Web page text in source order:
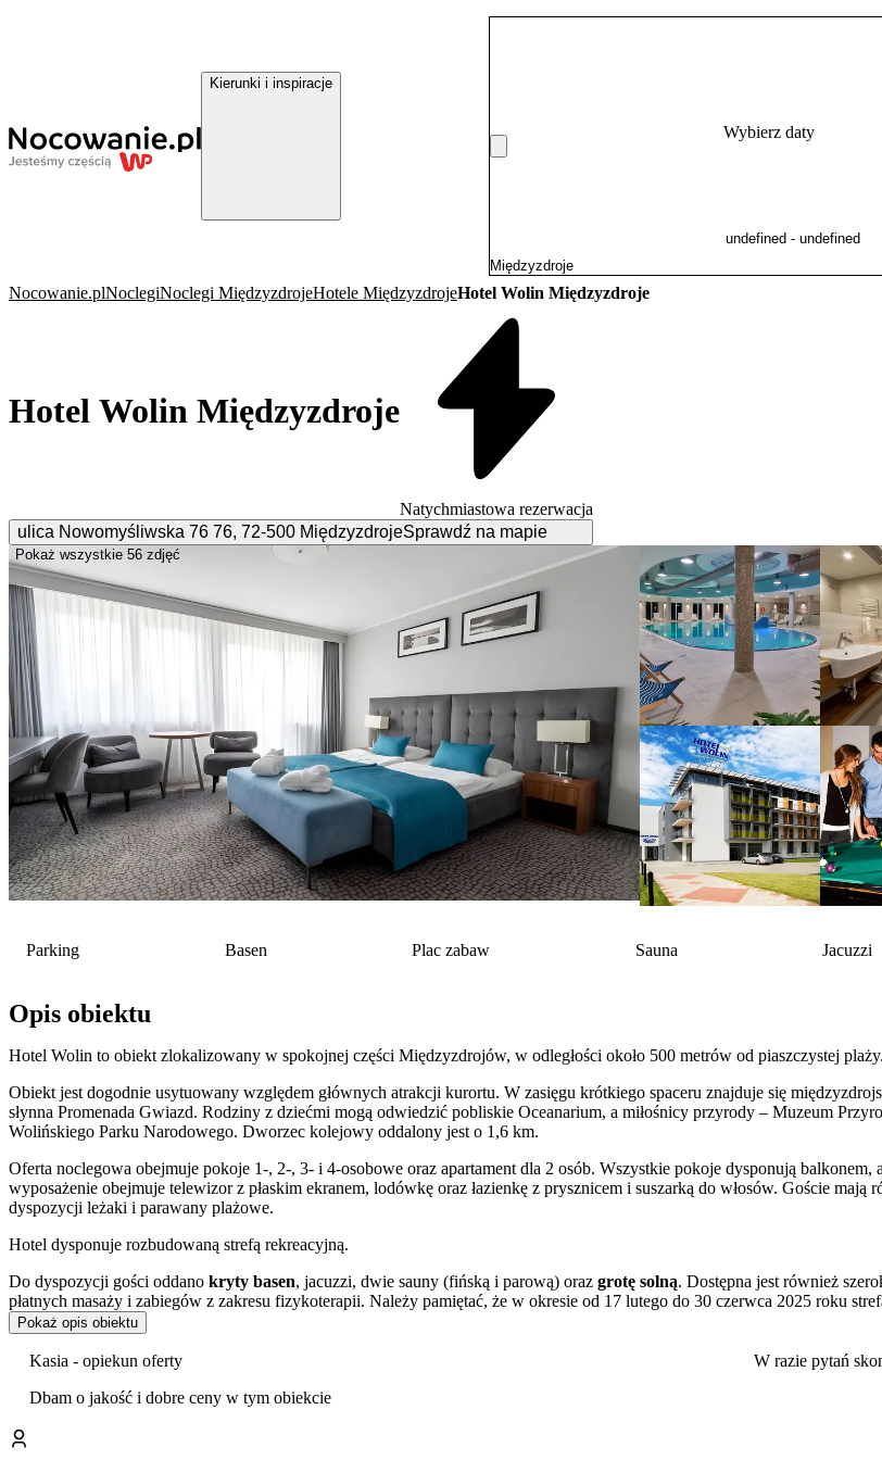
Kierunki i inspiracje
Wybierz daty
Nocowanie.plNoclegiNoclegi MiędzyzdrojeHotele MiędzyzdrojeHotel Wolin Międzyzdroje
Hotel Wolin Międzyzdroje
Natychmiastowa rezerwacja
ulica Nowomyśliwska 76 76, 72-500 MiędzyzdrojeSprawdź na mapie
Pokaż wszystkie 56 zdjęć
Parking Basen Plac zabaw Sauna Jacuzzi
Opis obiektu
Hotel Wolin to obiekt zlokalizowany w spokojnej części Międzyzdrojów, w odległości około 500 metrów od piaszczystej plaży.
Obiekt jest dogodnie usytuowany względem głównych atrakcji kurortu. W zasięgu krótkiego spaceru znajduje się
słynna Promenada Gwiazd. Rodziny z dziećmi mogą odwiedzić pobliskie Oceanarium, a miłośnicy przyrody – Muzeum
Wolińskiego Parku Narodowego. Dworzec kolejowy oddalony jest o 1,6 km.
Oferta noclegowa obejmuje pokoje 1-, 2-, 3- i 4-osobowe oraz apartament dla 2 osób. Wszystkie pokoje dysponują balkonem,
wyposażenie obejmuje telewizor z płaskim ekranem, lodówkę oraz łazienkę z prysznicem i suszarką do włosów. Goście mają
dyspozycji leżaki i parawany plażowe.
Hotel dysponuje rozbudowaną strefą rekreacyjną.
Do dyspozycji gości oddano kryty basen, jacuzzi, dwie sauny (fińską i parową) oraz grotę solną. Dostępna jest również
płatnych masaży i zabiegów z zakresu fizykoterapii. Należy pamiętać, że w okresie od 17 lutego do 30 czerwca 2025 roku
rekreacyjna będą nieczynne z powodu prac modernizacyjnych.
Na terenie obiektu funkcjonuje
serwująca dania kuchni polskiej i europejskiej, a także kawiarnia. Wieczorami
Goście w swoich ocenach szczególnie wysoko oceniają czystość obiektu oraz profesjonalizm personelu.
Pokaż opis obiektu
Kasia - opiekun oferty
Dbam o jakość i dobre ceny w tym obiekcie
W razie pytań